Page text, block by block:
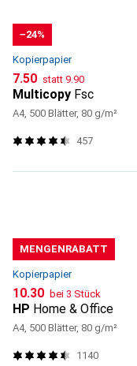
−24%
Kopierpapier
CHF
7.50 statt CHF
9.90
Multicopy Fsc
A4, 500 Blätter, 80 g/m²
457
MENGENRABATT
Kopierpapier
CHF
10.30 bei 3 Stück
HP Home & Office
A4, 500 Blätter, 80 g/m²
1140